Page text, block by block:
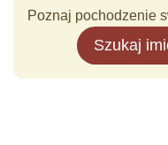
Poznaj pochodzenie
Szukaj